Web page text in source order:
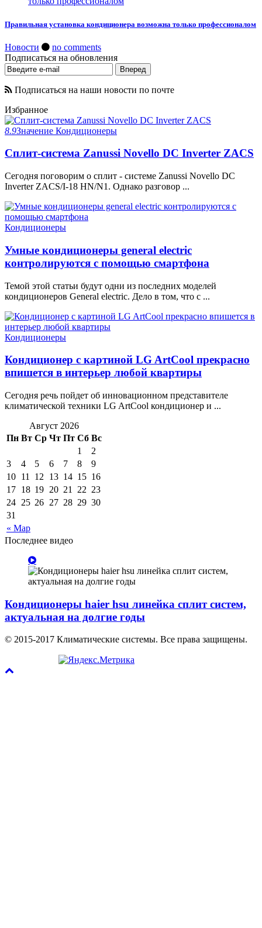
Правильная установка кондиционера возможна только профессионалом
Новости
no comments
Подписаться на обновления
Подписаться на наши новости по почте
Избранное
8.9Значение Кондиционеры
Сплит-система Zanussi Novello DC Inverter ZACS
Сегодня поговорим о сплит - системе Zanussi Novello DC
Inverter ZACS/I-18 HN/N1. Однако разговор ...
Кондиционеры
Умные кондиционеры general electric
контролируются с помощью смартфона
Темой этой статьи будут одни из последних моделей
кондиционеров General electric. Дело в том, что с ...
Кондиционеры
Кондиционер с картиной LG ArtCool прекрасно
впишется в интерьер любой квартиры
Сегодня речь пойдет об инновационном представителе
климатической техники LG ArtCool кондиционер и ...
Август 2026
Пн Вт Ср Чт Пт Сб Вс
« Мар
1
2
3
4 5 6 7 8
9
10 11 12 13 14 15 16
17 18 19 20 21 22 23
24 25 26 27 28 29 30
31
Последнее видео
Кондиционеры haier hsu линейка сплит систем,
актуальная на долгие годы
© 2015-2017 Климатические системы. Все права защищены.